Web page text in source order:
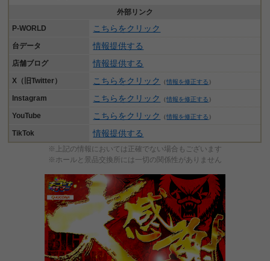
外部リンク
P-WORLD
こちらをクリック
台データ 情報提供する
店舗ブログ 情報提供する
X（旧Twitter） こちらをクリック （情報を修正する ）
Instagram こちらをクリック （情報を修正する ）
YouTube こちらをクリック （情報を修正する ）
TikTok 情報提供する
※上記の情報においては正確でない場合もございます
※ホールと景品交換所には一切の関係性がありません